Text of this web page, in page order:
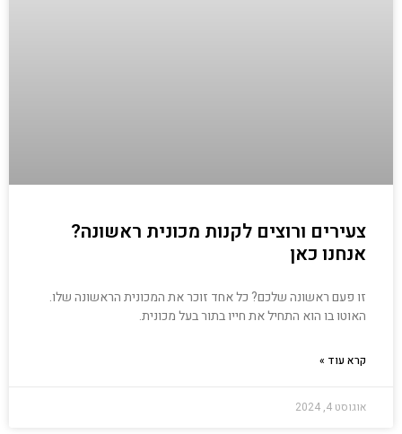
צעירים ורוצים לקנות מכונית ראשונה?
אנחנו כאן
זו פעם ראשונה שלכם? כל אחד זוכר את המכונית הראשונה שלו.
האוטו בו הוא התחיל את חייו בתור בעל מכונית.
קרא עוד »
אוגוסט 4, 2024